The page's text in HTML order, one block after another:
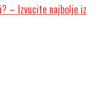
– Izvucite najbolje iz